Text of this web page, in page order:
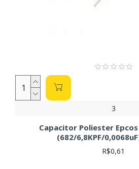
3
Capacitor Poliester Epcos
(682/6,8KPF/
R$0,61